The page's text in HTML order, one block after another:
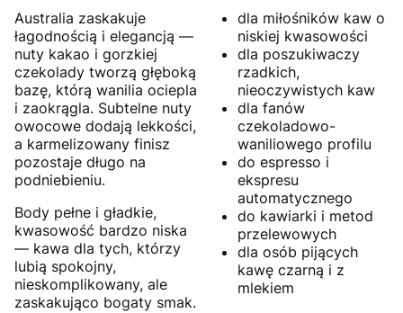
Australia zaskakuje
łagodnością i elegancją —
nuty kakao i gorzkiej
czekolady tworzą głęboką
bazę, którą wanilia ociepla
i zaokrągla. Subtelne nuty
owocowe dodają lekkości,
a karmelizowany finisz
pozostaje długo na
podniebieniu.
Body pełne i gładkie,
kwasowość bardzo niska
— kawa dla tych, którzy
lubią spokojny,
nieskomplikowany, ale
zaskakująco bogaty smak.
dla miłośników kaw o
niskiej kwasowości
dla poszukiwaczy
rzadkich,
nieoczywistych kaw
dla fanów
czekoladowo-
waniliowego profilu
do espresso i
ekspresu
automatycznego
do kawiarki i metod
przelewowych
dla osób pijących
kawę czarną i z
mlekiem